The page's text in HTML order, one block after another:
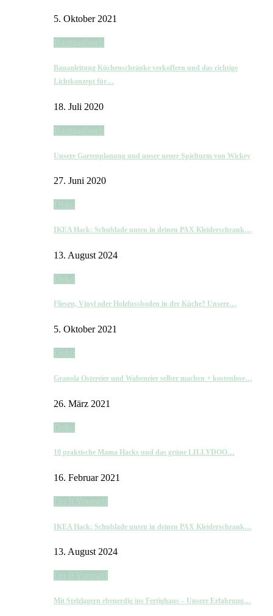
5. Oktober 2021
Bauanleitung Küchenschränke verkoffern und das richtige
Lichtkonzept für…
18. Juli 2020
Unsere Gartenplanung und unser neuer Spielturm von Wickey
27. Juni 2020
IKEA Hack: Schublade unten in deinen PAX Kleiderschrank…
13. August 2024
Fliesen, Vinyl oder Holzfussboden in der Küche? Unsere…
5. Oktober 2021
Granola Ostereier und Wabeneier selber machen + kostenlose…
26. März 2021
10 praktische Mama Hacks und das grüne LILLYDOO…
16. Februar 2021
IKEA Hack: Schublade unten in deinen PAX Kleiderschrank…
13. August 2024
Mit Stelzlagern ebenerdig ins Fertighaus – Unsere Erfahrung…